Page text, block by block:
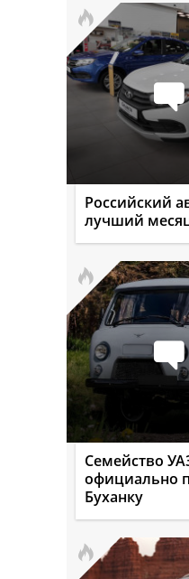
Российский
лучший
Семейство
официально
Буханку